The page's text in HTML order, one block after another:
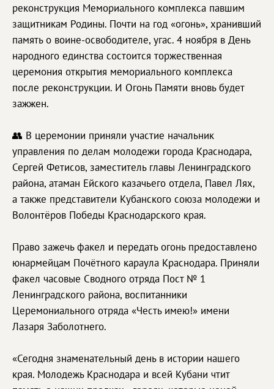
реконструкция Мемориального комплекса павшим
защитникам Родины. Почти на год «огонь», хранивший
память о воине-освободителе, угас. 4 ноября в День
народного единства состоится торжественная
церемония открытия мемориального комплекса
после реконструкции. И Огонь Памяти вновь будет
зажжен.
👥 В церемонии приняли участие начальник
управления по делам молодежи города Краснодара,
Сергей Фетисов, заместитель главы Ленинградского
района, атаман Ейского казачьего отдела, Павел Лях,
а также представители Кубанского союза молодежи и
Волонтёров Победы Краснодарского края.
Право зажечь факел и передать огонь предоставлено
юнармейцам Почётного караула Краснодара. Приняли
факел часовые Сводного отряда Пост № 1
Ленинградского района, воспитанники
Церемониального отряда «Честь имею!» имени
Лазаря Заболотнего.
«Сегодня знаменательный день в истории нашего
края. Молодежь Краснодара и всей Кубани чтит